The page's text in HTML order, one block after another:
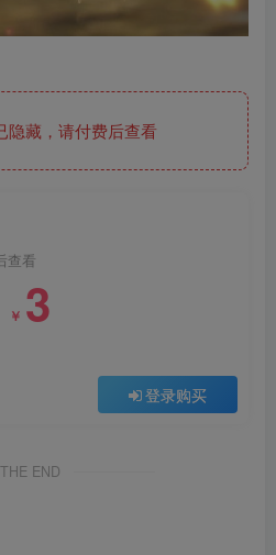
藏，请付费后查看
查看
￥ 3
登录购买
THE END